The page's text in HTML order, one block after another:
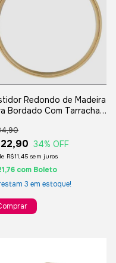
Redondo de Madeira
Bordado Com Tarracha -
34% OFF
R$11,45 sem juros
com Boleto
3 em estoque!